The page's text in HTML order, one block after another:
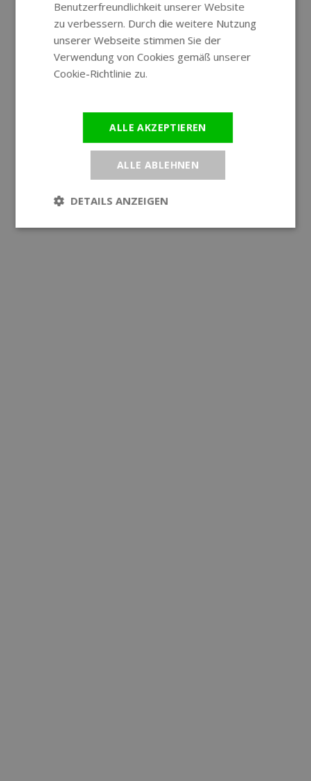
GERMAN
Benutzerfreundlichkeit unserer Website
zu verbessern. Durch die weitere Nutzung
unserer Webseite stimmen Sie der
Verwendung von Cookies gemäß unserer
Cookie-Richtlinie zu.
ALLE AKZEPTIEREN
ALLE ABLEHNEN
DETAILS ANZEIGEN